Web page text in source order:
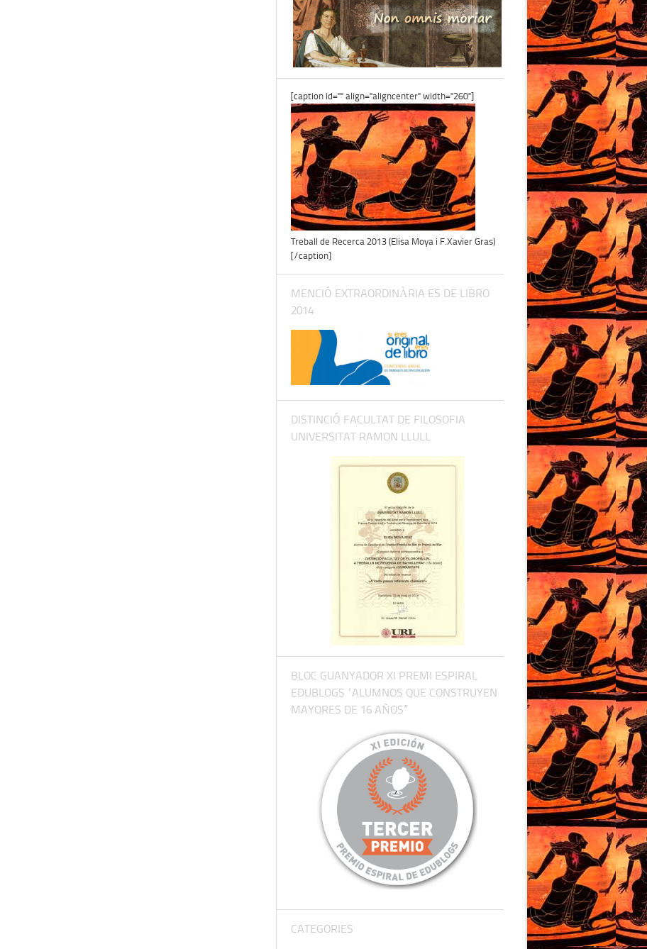
[caption id="" align="aligncenter" width="260"]
Treball de Recerca 2013 (Elisa Moya i F.Xavier Gras)
[/caption]
MENCIÓ EXTRAORDINÀRIA ES DE LIBRO
2014
DISTINCIÓ FACULTAT DE FILOSOFIA
UNIVERSITAT RAMON LLULL
BLOC GUANYADOR XI PREMI ESPIRAL
EDUBLOGS “ALUMNOS QUE CONSTRUYEN
MAYORES DE 16 AÑOS”
CATEGORIES